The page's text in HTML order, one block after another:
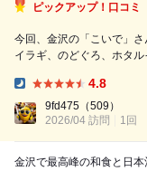
ピックアップ！口コミ
今回、金沢の「こいで」さんにお伺い
イラギ、のどぐろ、ホタ
て、本当に度肝を抜かれるクオリティで
味は格別で、蟹の甘みやふ
4.8
9fd475 （509）
2026/04 訪問
1回
金沢で最高峰の和食と日